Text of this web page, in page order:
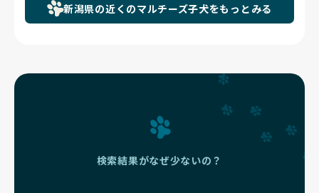
新潟県の近くのマルチーズ子犬をもっとみる
検索結果がなぜ少ないの？